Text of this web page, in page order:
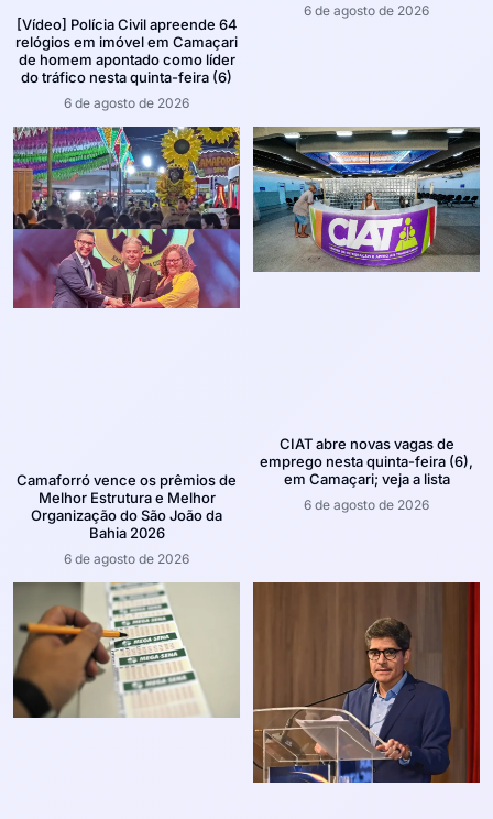
[Vídeo] Polícia Civil apreende 64
relógios em imóvel em Camaçari
de homem apontado como líder
do tráfico nesta quinta-feira (6)
6 de agosto de 2026
6 de agosto de 2026
Camaforró vence os prêmios de
Melhor Estrutura e Melhor
Organização do São João da
Bahia 2026
6 de agosto de 2026
CIAT abre novas vagas de
emprego nesta quinta-feira (6),
em Camaçari; veja a lista
6 de agosto de 2026